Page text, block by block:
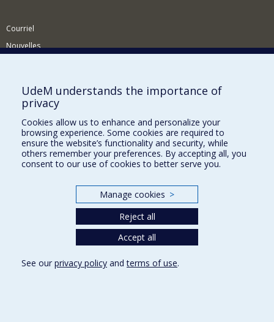
Courriel
Nouvelles
Comment soutenir le Département?
BESOIN D'AIDE?
Plan du site
Signaler une erreur
Accessibilité
Nos départements et écoles
UdeM understands the importance of
privacy
Cookies allow us to enhance and personalize your
browsing experience. Some cookies are required to
ensure the website’s functionality and security, while
others remember your preferences. By accepting all, you
consent to our use of cookies to better serve you.
Manage cookies >
Reject all
Accept all
See our privacy policy andterms of use.